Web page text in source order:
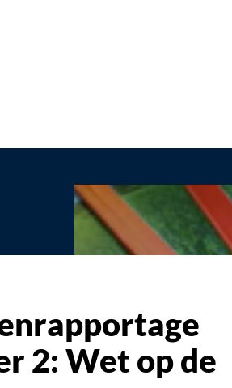
2: Wet op de